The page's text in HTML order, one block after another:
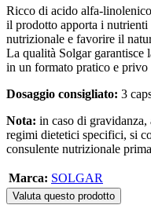
Ricco di acido alfa-
il prodotto apporta i nutrienti
nutrizionale e favorire il
La qualità Solgar garantisce
in un formato pratico e
Dosaggio consigliato: 3
Nota: in caso di gravidanza,
regimi dietetici specifici, si
consulente nutrizionale
Marca: SOLGAR
Valuta questo prodotto